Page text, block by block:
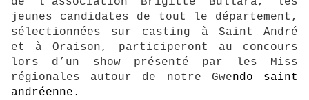
jeunes candidates de tout le département,
sélectionnées sur casting à Saint André
et à Oraison, participeront au concours
lors d’un show présenté par les Miss
régionales autour de notre Gwendo saint
andréenne.